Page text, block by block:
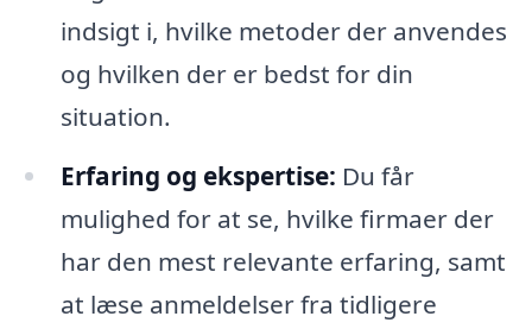
indsigt i, hvilke metoder der anvendes
og hvilken der er bedst for din
situation.
Erfaring og ekspertise: Du får
mulighed for at se, hvilke firmaer der
har den mest relevante erfaring, samt
at læse anmeldelser fra tidligere